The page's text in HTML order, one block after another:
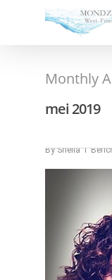
Monthly
mei 2019
By Sheila